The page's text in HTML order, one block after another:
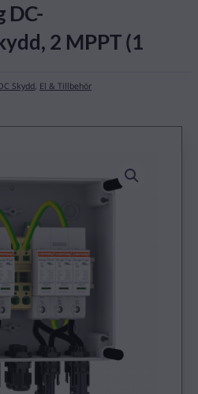
DC-
2 MPPT (1
Skydd, El & Tillbehör